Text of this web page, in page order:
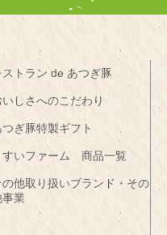
ストラン de あつぎ豚
いしさへのこだわり
つぎ豚特製ギフト
すいファーム 商品一覧
の他取り扱いブランド・その
事業